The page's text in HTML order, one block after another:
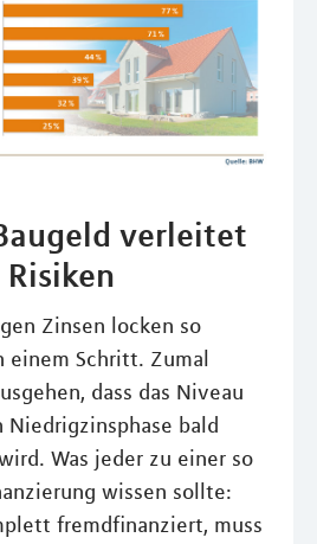
verleitet
Zinsen locken so
einem Schritt. Zumal
dass das Niveau
Niedrigzinsphase bald
Was jeder zu einer so
wissen sollte:
fremdfinanziert, muss